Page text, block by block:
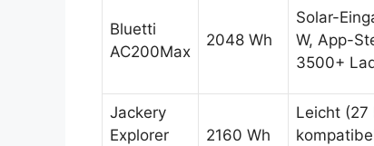
Bluetti
AC200Max
2048 Wh
Solar-
W, App-
3500+
Jackery
Explorer
2160 Wh
Leicht (27